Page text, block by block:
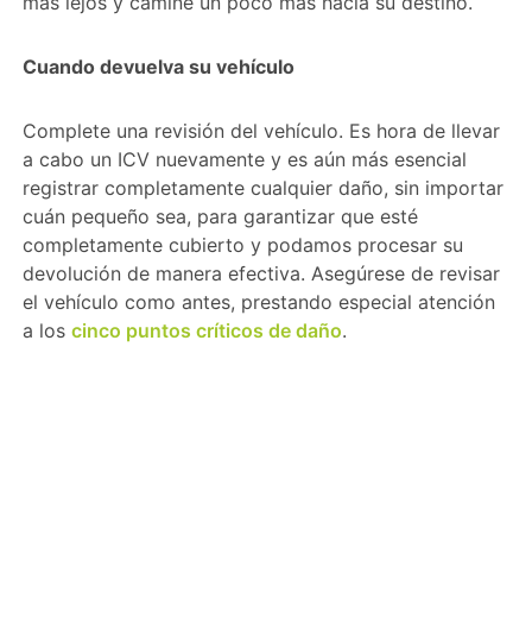
Cuando devuelva su vehículo
Complete una revisión del vehículo. Es hora de llevar
a cabo un ICV nuevamente y es aún más esencial
registrar completamente cualquier daño, sin importar
cuán pequeño sea, para garantizar que esté
completamente cubierto y podamos procesar su
devolución de manera efectiva. Asegúrese de revisar
el vehículo como antes, prestando especial atención
a los cinco puntos críticos de daño.